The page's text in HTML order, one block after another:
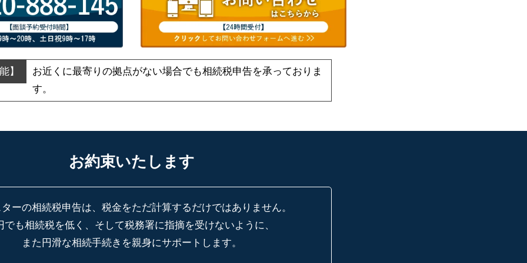
お近くに最寄りの拠点がない場合でも相続税申告を承っておりま
す。
お約束いたします
ーの相続税申告は、税金をただ計算するだけではありません。
でも相続税を低く、そして税務署に指摘を受けないように、
また円滑な相続手続きを親身にサポートします。